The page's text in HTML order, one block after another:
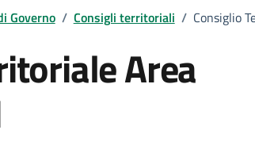
Governo / Consigli territoriali / Consiglio
Area